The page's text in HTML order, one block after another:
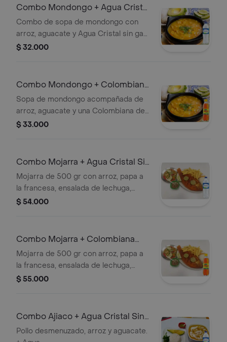
Combo Mondongo + Agua Cristal
Sin Gas 500 ml
Combo de sopa de mondongo con
arroz, aguacate y Agua Cristal sin gas
500 ml.
$ 32.000
Combo Mondongo + Colombiana
400 ml
Sopa de mondongo acompañada de
arroz, aguacate y una Colombiana de
400 ml.
$ 33.000
Combo Mojarra + Agua Cristal Sin
Gas 500 ml
Mojarra de 500 gr con arroz, papa a
la francesa, ensalada de lechuga,
cohombro, tomate y yuca frita. + Agua
$ 54.000
Combo Mojarra + Colombiana
400 ml
Mojarra de 500 gr con arroz, papa a
la francesa, ensalada de lechuga,
cohombro, tomate y yuca frita. +
$ 55.000
Combo Ajiaco + Agua Cristal Sin
Gas 500 ml
Pollo desmenuzado, arroz y aguacate.